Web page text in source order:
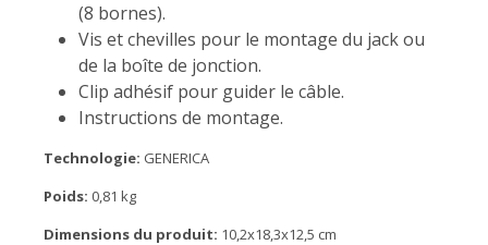
(8 bornes).
Vis et chevilles pour le montage du jack ou
de la boîte de jonction.
Clip adhésif pour guider le câble.
Instructions de montage.
Technologie: GENERICA
Poids: 0,81 kg
Dimensions du produit: 10,2x18,3x12,5 cm